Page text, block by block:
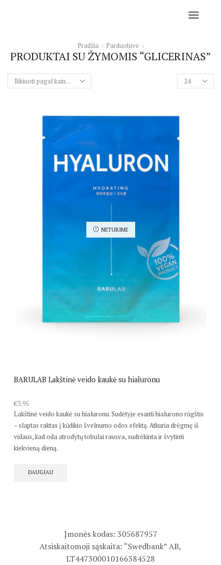
Pradžia Parduotuvė
PRODUKTAI SU ŽYMOMIS “GLICERINAS”
NETURIME
BARULAB Lakštinė veido kaukė su hialuronu
€3.95
Lakštinė veido kaukė su hialuronu. Sudėtyje esanti hialurono rūgštis
– slaptas raktas į kūdikio švelnumo odos efektą. Atkuria drėgmę iš
vidaus, kad oda atrodytų tobulai rausva, sudrėkinta ir švytinti
kiekvieną dieną.
DAUGIAU
Įmonės kodas: 305687957
Atsiskaitomoji sąskaita: “Swedbank” AB,
LT447300010166384528